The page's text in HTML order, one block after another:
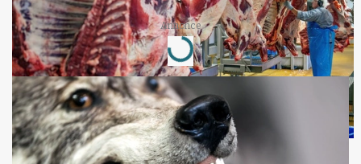
Annonce
Loading...